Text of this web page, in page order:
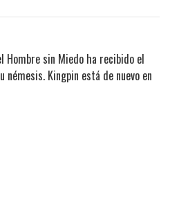
Hombre sin Miedo ha recibido el
Kingpin está de nuevo en